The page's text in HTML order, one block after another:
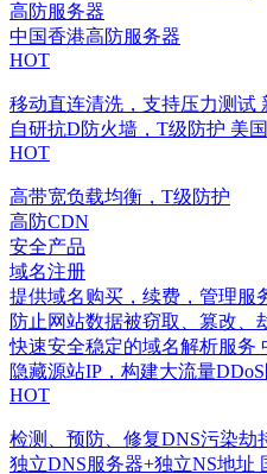
高防服务器
中国香港高防服务器
HOT
移动直连清洗，支持压力测试
自研抗D防火墙，T级防护 美
HOT
高带宽负载均衡，T级防护
高防CDN
安全产品
域名注册
提供域名购买，续费，管理服
防止网站数据被窃取、篡改、
快速安全稳定的域名解析服务
隐藏源站IP，构建大流量
HOT
检测、预防、修复DNS污染劫
独立DNS服务器+独立NS地址